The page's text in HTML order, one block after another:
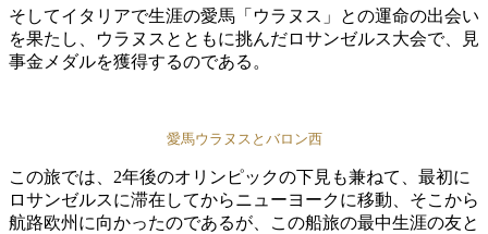
そしてイタリアで生涯の愛馬「ウラヌス」との運命の出会い
を果たし、ウラヌスとともに挑んだロサンゼルス大会で、見
事金メダルを獲得するのである。
愛馬ウラヌスとバロン西
この旅では、2年後のオリンピックの下見も兼ねて、最初に
ロサンゼルスに滞在してからニューヨークに移動、そこから
航路欧州に向かったのであるが、この船旅の最中生涯の友と